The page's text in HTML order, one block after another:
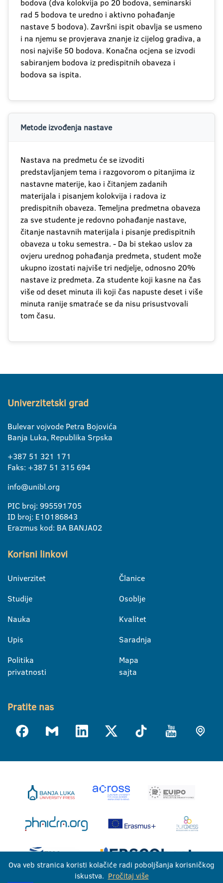
bodova (dva kolokvija po 20 bodova, seminarski
rad 5 bodova te uredno i aktivno pohađanje
nastave 5 bodova). Završni ispit obavlja se usmeno
i na njemu se provjerava znanje iz cijelog gradiva, a
nosi najviše 50 bodova. Konačna ocjena se izvodi
sabiranjem bodova iz predispitnih obaveza i
bodova sa ispita.
Metode izvođenja nastave
Nastava na predmetu će se izvoditi
predstavljanjem tema i razgovorom o pitanjima iz
nastavne materije, kao i čitanjem zadanih
materijala i pisanjem kolokvija i radova iz
predispitnih obaveza. Temeljna predmetna obaveza
za sve studente je redovno pohađanje nastave,
čitanje nastavnih materijala i pisanje predispitnih
obaveza u toku semestra. - Da bi stekao uslov za
ovjeru urednog pohađanja predmeta, student može
ukupno izostati najviše tri nedjelje, odnosno 20%
nastave iz predmeta. Za studente koji kasne na čas
više od deset minuta ili koji čas napuste deset i više
minuta ranije smatraće se da nisu prisustvovali
tom času.
Univerzitetski grad
Bulevar vojvode Petra Bojovića
Banja Luka, Republika Srpska
+387 51 321 171
Faks: +387 51 315 694
info@unibl.org
PIC broj: 995591705
ID broj: E10186843
Erazmus kod: BA BANJA02
Korisni linkovi
Univerzitet
Studije
Nauka
Upis
Politika
privatnosti
Članice
Osoblje
Kvalitet
Saradnja
Mapa
sajta
Pratite nas
Ova veb stranica koristi kolačiće radi poboljšanja korisničkog
iskustva. Pročitaj više